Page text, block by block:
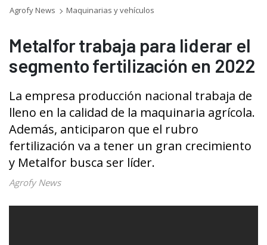
Agrofy News Maquinarias y vehículos
Metalfor trabaja para liderar el
segmento fertilización en 2022
La empresa producción nacional trabaja de
lleno en la calidad de la maquinaria agrícola.
Además, anticiparon que el rubro
fertilización va a tener un gran crecimiento
y Metalfor busca ser líder.
Agrofy News